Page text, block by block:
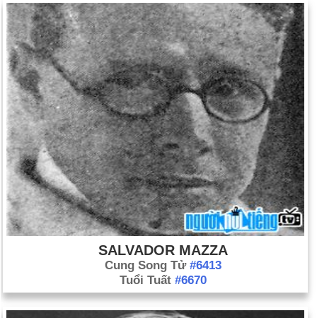
SALVADOR MAZZA
Cung Song Tử #6413
Tuổi Tuất #6670